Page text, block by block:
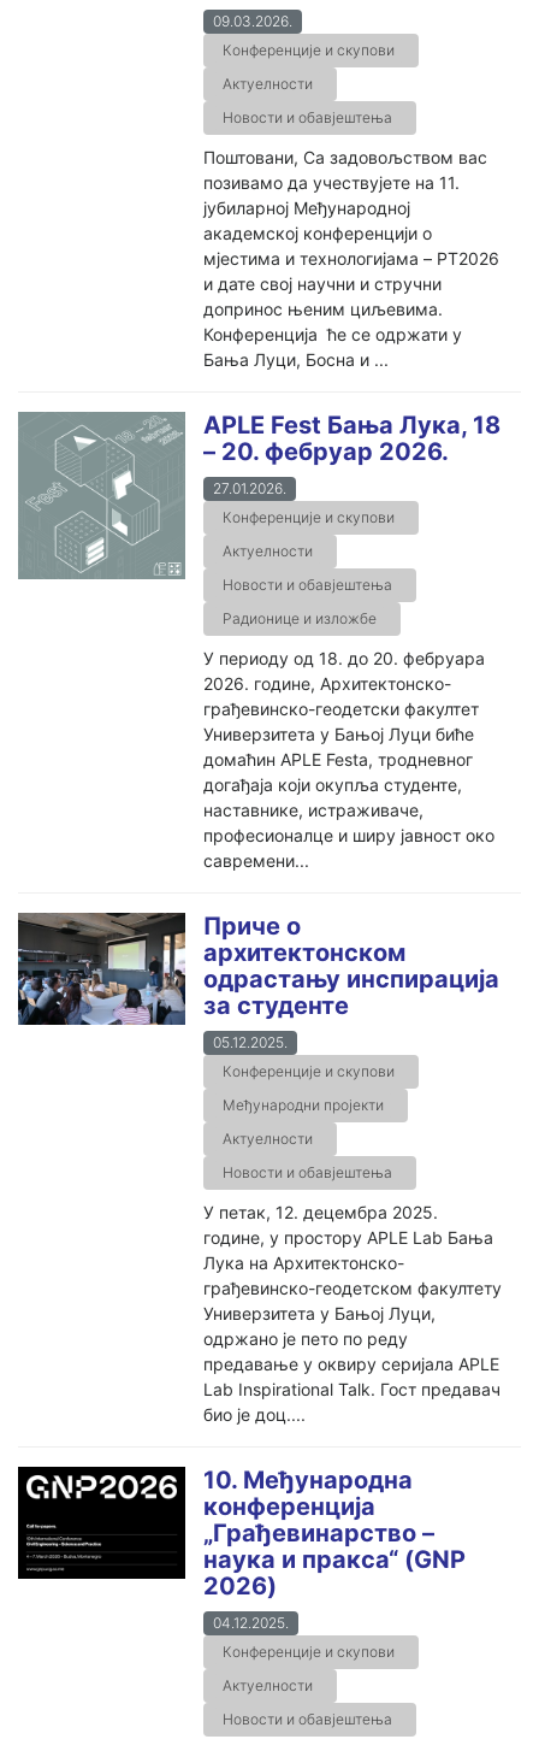
09.03.2026.
Конференције и скупови
Актуелности
Новости и обавјештења
Поштовани, Са задовољством вас
позивамо да учествујете на 11.
јубиларној Међународној
академској конференцији о
мjестима и технологијама – PT2026
и дате свој научни и стручни
допринос њеним циљевима.
Конференција ће се одржати у
Бања Луци, Босна и ...
APLE Fest Бања Лука, 18
– 20. фебруар 2026.
27.01.2026.
Конференције и скупови
Актуелности
Новости и обавјештења
Радионице и изложбе
У периоду од 18. до 20. фебруара
2026. године, Архитектонско-
грађевинско-геодетски факултет
Универзитета у Бањој Луци биће
домаћин APLE Festa, тродневног
догађаја који окупља студенте,
наставнике, истраживаче,
професионалце и ширу јавност око
савремени...
Приче о
архитектонском
одрастању инспирација
за студенте
05.12.2025.
Конференције и скупови
Међународни пројекти
Актуелности
Новости и обавјештења
У петак, 12. децембра 2025.
године, у простору APLE Lab Бања
Лука на Архитектонско-
грађевинско-геодетском факултету
Универзитета у Бањој Луци,
одржано је пето по реду
предавање у оквиру серијала APLE
Lab Inspirational Talk. Гост предавач
био је доц....
10. Међународна
конференција
„Грађевинарство –
наука и пракса“ (GNP
2026)
04.12.2025.
Конференције и скупови
Актуелности
Новости и обавјештења